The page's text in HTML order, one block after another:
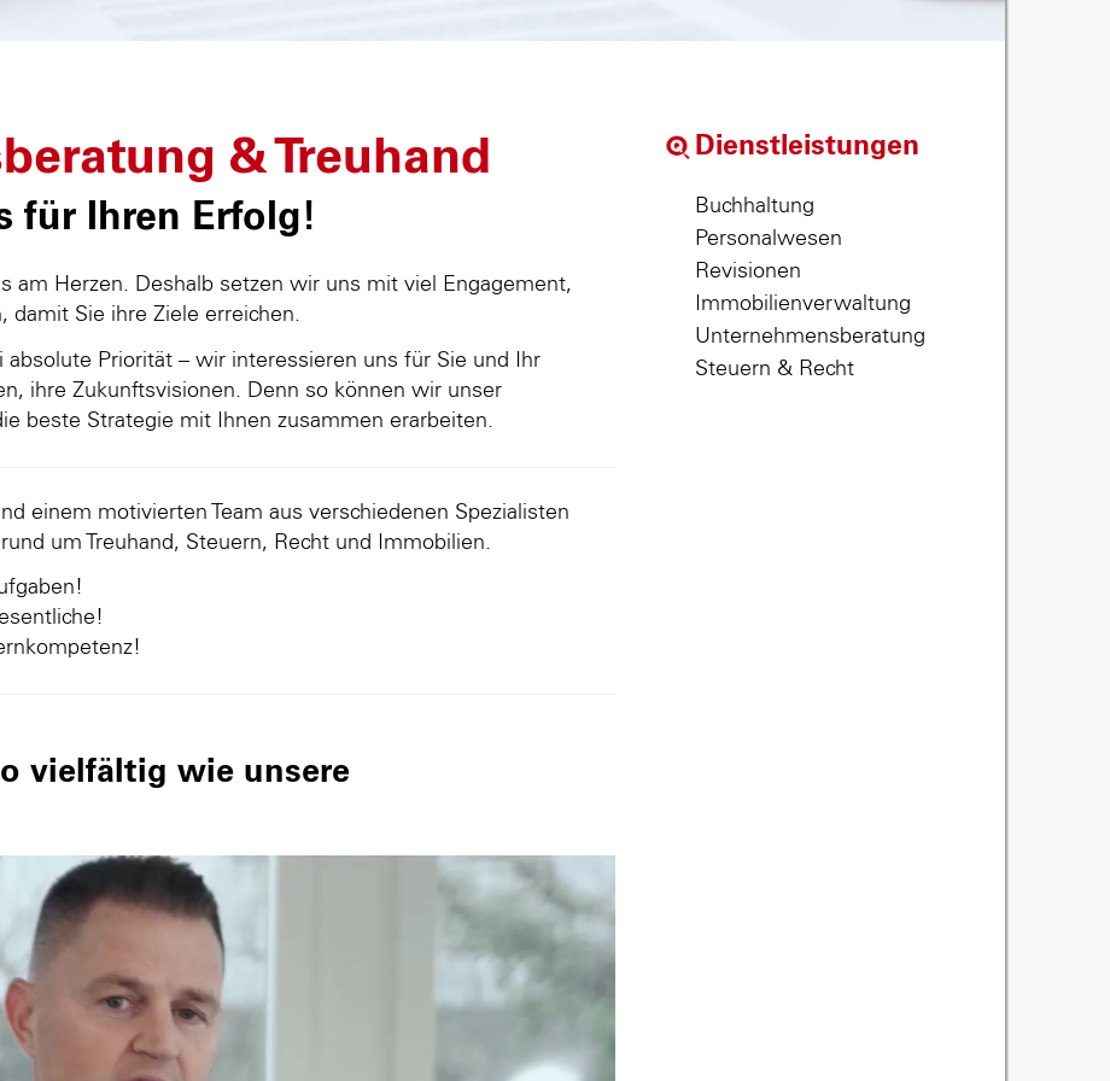
& Treuhand
für Ihren Erfolg!
am Herzen. Deshalb setzen wir uns mit viel Engagement,
damit Sie ihre Ziele erreichen.
absolute Priorität – wir interessieren uns für Sie und Ihr
ihre Zukunftsvisionen. Denn so können wir unser
beste Strategie mit Ihnen zusammen erarbeiten.
einem motivierten Team aus verschiedenen Spezialisten
um Treuhand, Steuern, Recht und Immobilien.
vielfältig wie unsere
Dienstleistungen
Buchhaltung
Personalwesen
Revisionen
Immobilienverwaltung
Unternehmensberatung
Steuern & Recht